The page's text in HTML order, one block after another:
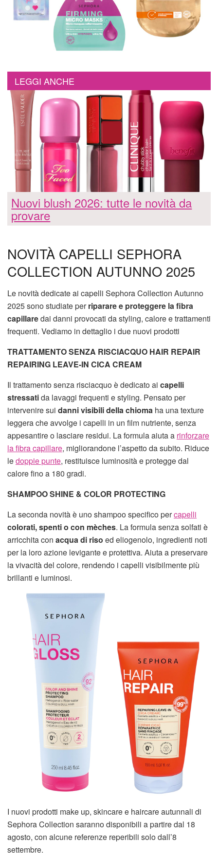
LEGGI ANCHE
Nuovi blush 2026: tutte le novità da
provare
NOVITÀ CAPELLI SEPHORA
COLLECTION AUTUNNO 2025
Le novità dedicate ai capelli Sephora Collection Autunno
2025 sono studiate perriparare e proteggere la fibra
capillaredai danni provocati da styling, calore e trattamenti
frequenti. Vediamo in dettaglio i due nuovi prodotti
TRATTAMENTO SENZA RISCIACQUO HAIR REPAIR
REPAIRING LEAVE-IN CICA CREAM
Il trattamento senza risciacquo è dedicato ai capelli
stressatida lavaggi frequenti e styling. Pensato per
intervenire sui danni visibili della chioma ha una texture
leggera che avvolge i capelli in un film nutriente, senza
appesantire o lasciare residui. La formula aiuta a rinforzare
la fibra capillare, migliorandone l’aspetto da subito. Riduce
ledoppie punte, restituisce luminosità e protegge dal
calore fino a 180 gradi.
SHAMPOO SHINE & COLOR PROTECTING
La seconda novità è uno shampoo specifico percapelli
colorati, spenti o con mèches. La formula senza solfati è
arricchita con acqua di riso ed eliogenolo, ingredienti noti
per la loro azione levigante e protettiva. Aiuta a preservare
la vivacità del colore, rendendo i capelli visibilmente più
brillanti e luminosi.
I nuovi prodotti make up, skincare e haircare autunnali di
Sephora Collection saranno disponibili a partire dal 18
agosto, con alcune referenze reperibili solo dall’8
settembre.